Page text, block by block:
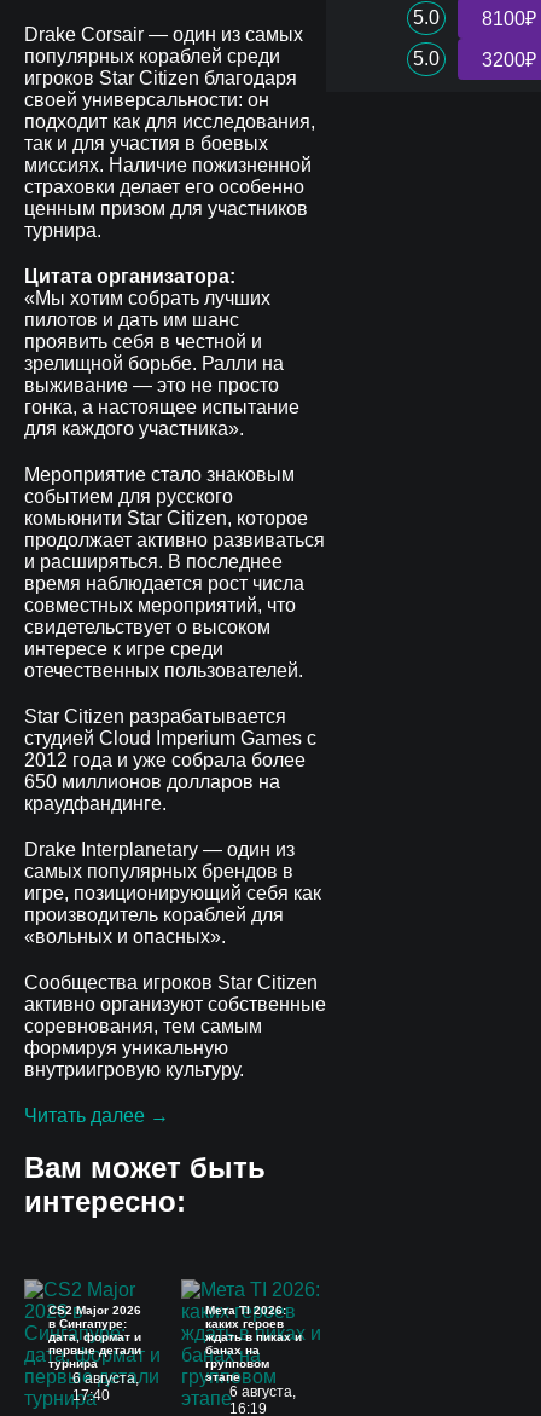
Drake Corsair — один из самых
популярных кораблей среди
игроков Star Citizen благодаря
своей универсальности: он
подходит как для исследования,
так и для участия в боевых
миссиях. Наличие пожизненной
страховки делает его особенно
ценным призом для участников
турнира.
Цитата организатора:
«Мы хотим собрать лучших
пилотов и дать им шанс
проявить себя в честной и
зрелищной борьбе. Ралли на
выживание — это не просто
гонка, а настоящее испытание
для каждого участника».
Мероприятие стало знаковым
событием для русского
комьюнити Star Citizen, которое
продолжает активно развиваться
и расширяться. В последнее
время наблюдается рост числа
совместных мероприятий, что
свидетельствует о высоком
интересе к игре среди
отечественных пользователей.
Star Citizen разрабатывается
студией Cloud Imperium Games с
2012 года и уже собрала более
650 миллионов долларов на
краудфандинге.
Drake Interplanetary — один из
самых популярных брендов в
игре, позиционирующий себя как
производитель кораблей для
«вольных и опасных».
Сообщества игроков Star Citizen
активно организуют собственные
соревнования, тем самым
формируя уникальную
внутриигровую культуру.
Читать далее →
Вам может быть
интересно:
CS2 Major 2026
в Сингапуре:
дата, формат и
первые детали
турнира
6 августа,
17:40
Мета TI 2026:
каких героев
ждать в пиках и
банах на
групповом
этапе
6 августа,
16:19
5.0
8100₽
5.0
3200₽